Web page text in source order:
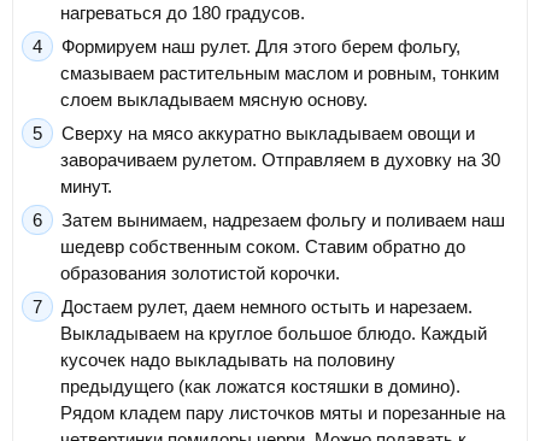
нагреваться до 180 градусов.
Формируем наш рулет. Для этого берем фольгу,
смазываем растительным маслом и ровным, тонким
слоем выкладываем мясную основу.
Сверху на мясо аккуратно выкладываем овощи и
заворачиваем рулетом. Отправляем в духовку на 30
минут.
Затем вынимаем, надрезаем фольгу и поливаем наш
шедевр собственным соком. Ставим обратно до
образования золотистой корочки.
Достаем рулет, даем немного остыть и нарезаем.
Выкладываем на круглое большое блюдо. Каждый
кусочек надо выкладывать на половину
предыдущего (как ложатся костяшки в домино).
Рядом кладем пару листочков мяты и порезанные на